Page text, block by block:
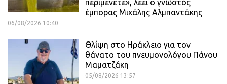
περιμένετε», λέει ο γνωστός
έμπορας Μιχάλης Αλμπαντάκης
06/08/2026 10:40
Θλίψη στο Ηράκλειο για τον
θάνατο του πνευμονολόγου Πάνου
Μαματζάκη
05/08/2026 13:57